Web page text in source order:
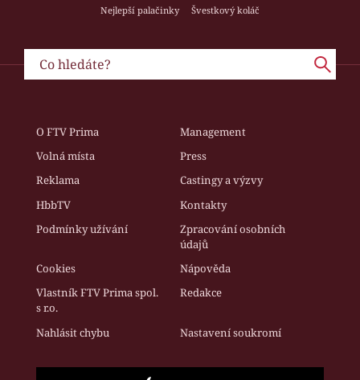
Nejlepší palačinky
Švestkový koláč
O FTV Prima
Management
Volná místa
Press
Reklama
Castingy a výzvy
HbbTV
Kontakty
Podmínky užívání
Zpracování osobních
údajů
Cookies
Nápověda
Vlastník FTV Prima spol.
s r.o.
Redakce
Nahlásit chybu Nastavení soukromí